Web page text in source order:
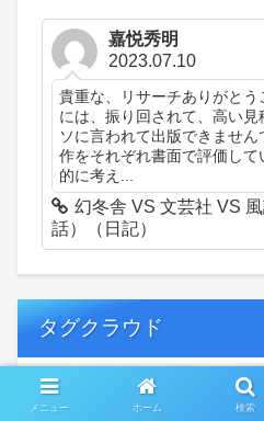
嘉悦秀明
2023.07.10
貴重な、リサーチありがと
には、振り回されて、高い
ソに言われて出版できませ
作をそれぞれ書面で評価し
的に考え...
幻冬舎 VS 文芸社 VS
話）（日記）
タグクラウド
創作
メニュー ホーム 検索